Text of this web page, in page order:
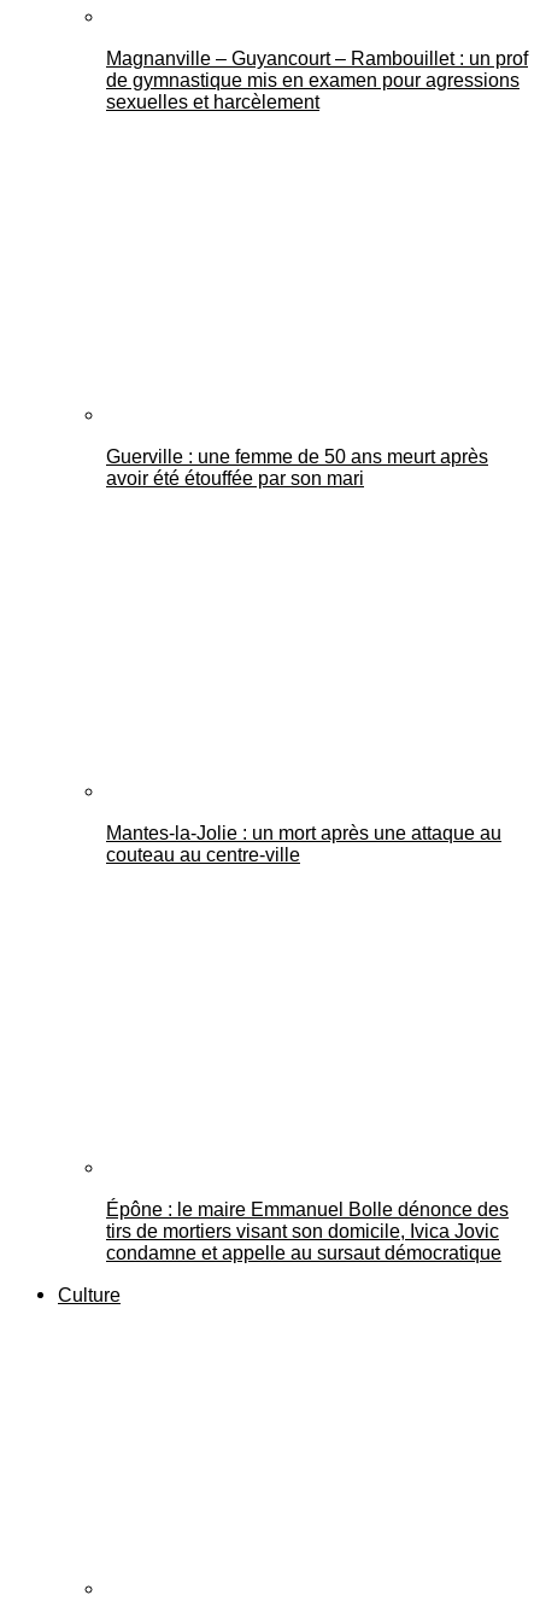
Magnanville – Guyancourt – Rambouillet : un prof
de gymnastique mis en examen pour agressions
sexuelles et harcèlement
Guerville : une femme de 50 ans meurt après
avoir été étouffée par son mari
Mantes-la-Jolie : un mort après une attaque au
couteau au centre-ville
Épône : le maire Emmanuel Bolle dénonce des
tirs de mortiers visant son domicile, Ivica Jovic
condamne et appelle au sursaut démocratique
Culture